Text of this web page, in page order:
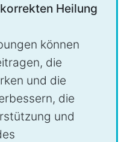
Heilung
können
die
und die
die
und